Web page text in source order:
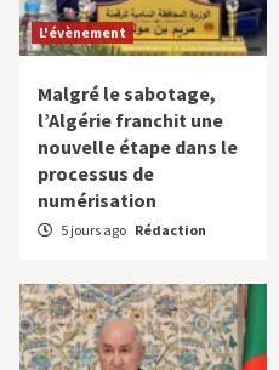
L'évènement
Malgré le sabotage,
l’Algérie franchit une
nouvelle étape dans le
processus de
numérisation
5 jours ago Rédaction